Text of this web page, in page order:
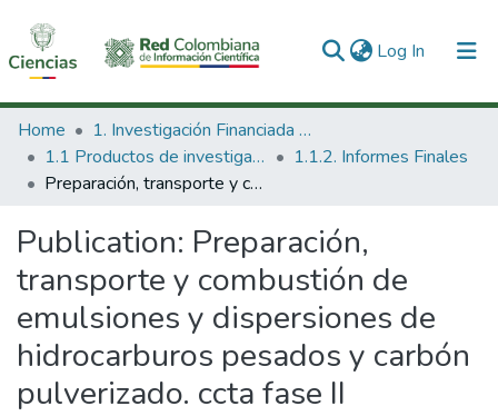
Log In (current)
Communities & Collections
All of DSpace
Home
1. Investigación Financiada con Recursos Públicos
1.1 Productos de investigación
1.1.2. Informes Finales
Preparación, transporte y combustión de emulsiones y dispersiones de hidrocarburos pesados y carbón pulverizado. ccta fase II
Publication: Preparación,
transporte y combustión de
emulsiones y dispersiones de
hidrocarburos pesados y carbón
pulverizado. ccta fase II